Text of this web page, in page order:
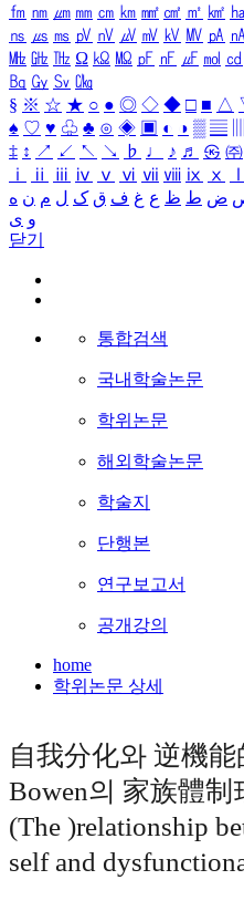
㎙ ㎚ ㎛ ㎜ ㎝ ㎞ ㎟ ㎠ ㎡ ㎢ ㏊
㎱ ㎲ ㎳ ㎴ ㎵ ㎶ ㎷ ㎸ ㎹ ㎀ ㎁
㎒ ㎓ ㎔ Ω ㏀ ㏁ ㎊ ㎋ ㎌ ㏖ ㏅
㏃ ㏉ ㏜ ㏆
§ ※ ☆ ★ ○ ● ◎ ◇ ◆ □ ■ △
♠ ♡ ♥ ♧ ♣ ⊙ ◈ ▣ ◐ ◑ ▒ ▤
‡ ↕ ↗ ↙ ↖ ↘ ♭ ♩ ♪ ♬ ㉿ ㈜
ⅰ
ⅱ ⅲ ⅳ ⅴ ⅵ ⅶ ⅷ ⅸ ⅹ
ض ط ظ ع غ ف ق ک ل م ن ه
و ی
닫기
통합검색
국내학술논문
학위논문
해외학술논문
학술지
단행본
연구보고서
공개강의
home
학위논문 상세
自我分化와 逆機
Bowen의 家族體
(The )relationship
self and